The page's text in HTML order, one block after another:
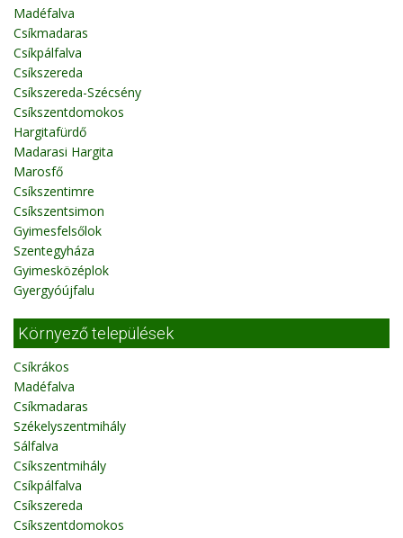
Madéfalva
Csíkmadaras
Csíkpálfalva
Csíkszereda
Csíkszereda-Szécsény
Csíkszentdomokos
Hargitafürdő
Madarasi Hargita
Marosfő
Csíkszentimre
Csíkszentsimon
Gyimesfelsőlok
Szentegyháza
Gyimesközéplok
Gyergyóújfalu
Környező települések
Csíkrákos
Madéfalva
Csíkmadaras
Székelyszentmihály
Sálfalva
Csíkszentmihály
Csíkpálfalva
Csíkszereda
Csíkszentdomokos